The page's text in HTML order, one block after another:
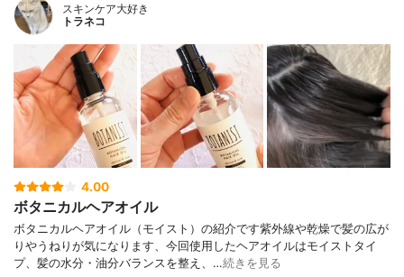
スキンケア大好き
トラネコ
4.00
ボタニカルヘアオイル
ボタニカルヘアオイル（モイスト）の紹介です紫外線や乾燥で髪の広が
りやうねりが気になります、今回使用したヘアオイルはモイストタイ
プ、髪の水分・油分バランスを整え、…続きを見る